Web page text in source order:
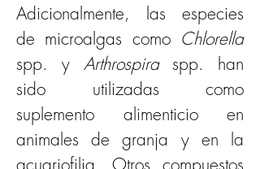
Adicionalmente, las especies
de microalgas como
Chlorella
spp. y Arthrospira spp. han
sido utilizadas como
suplemento alimenticio en
animales de granja y en la
acuariofilia. Otros compuestos